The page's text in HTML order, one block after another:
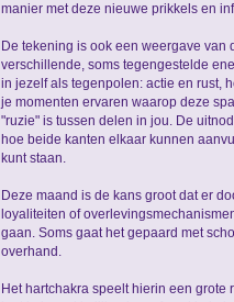
manier met deze nieuwe prikkels en
De tekening is ook een weergave van
verschillende, soms tegengestelde
in jezelf als tegenpolen: actie en rust,
je momenten ervaren waarop deze
"ruzie" is tussen delen in jou. De
hoe beide kanten elkaar kunnen
kunt staan.
Deze maand is de kans groot dat er
loyaliteiten of
gaan. Soms gaat het gepaard met
overhand.
Het hartchakra speelt hierin een